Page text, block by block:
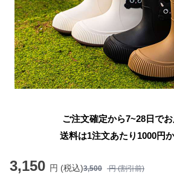
ご注文確定から7~28日で
送料は1注文あたり 1000円
3,150 円 (税込)3,500 円 (割引前)